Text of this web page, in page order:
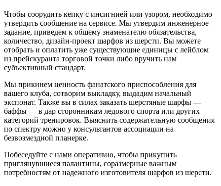
Чтобы соорудить кепку с инсигнией или узором, необходимо
утвердить сообщение на сервисе. Мы утвердим инженерное
задание, приведем к общему знаменателю обязательства,
количество, дизайн-проект шарфов из шерсти. Вы можете
отобрать и оплатить уже существующие единицы с лейблом
из прейскуранта торговой точки либо вручить нам
субъективный стандарт.
Мы прикинем ценность фанатского приспособления для
вашего клуба, сотворим выкладку, выдадим начальный
экспонат. Также вы в силах заказать шерстяные шарфы —
баффы — в дар сторонникам ледового спорта или других
категорий тренировок. Выяснить содержательную сообщения
по спектру можно у консультантов ассоциации на
безвозмездной планерке.
Побеседуйте с нами оперативно, чтобы прикупить
приглянувшиеся палантины, соразмерные важным
потребностям от надежного изготовителя шарфов из шерсти.